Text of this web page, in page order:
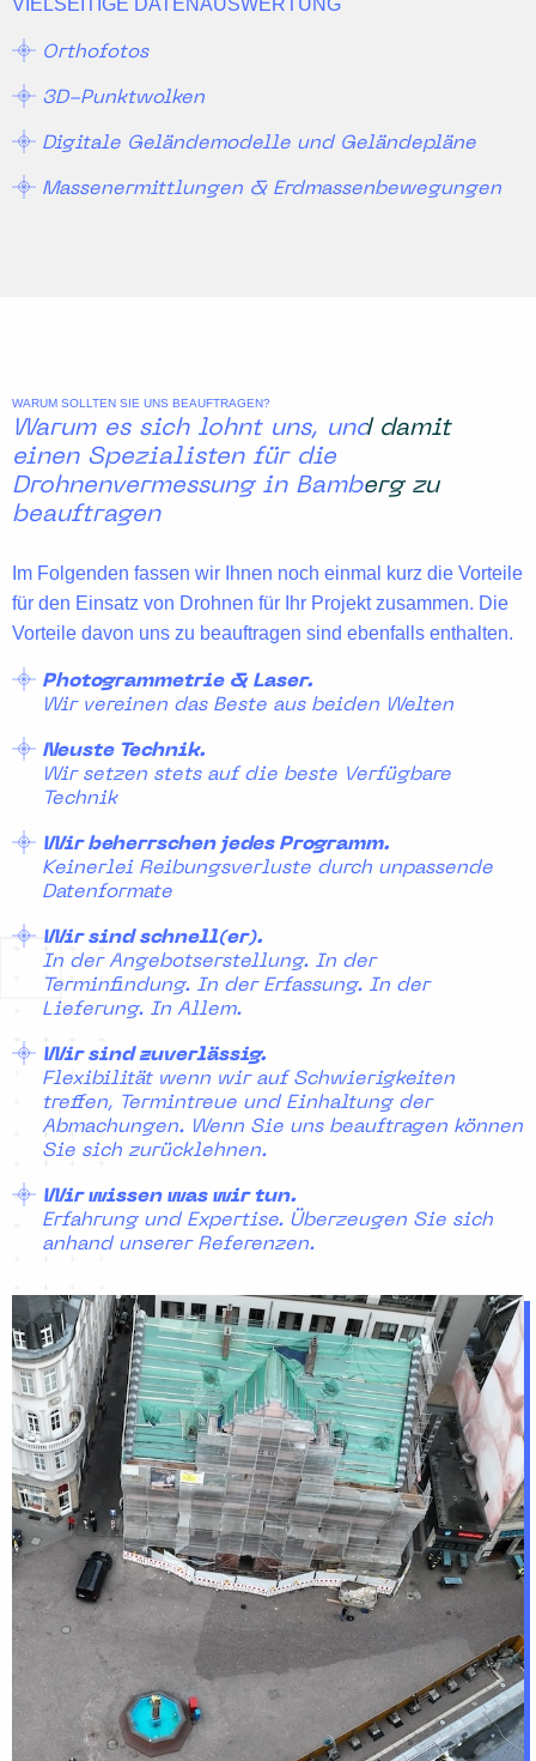
Orthofotos
3D-Punktwolken
Digitale Geländemodelle und Geländepläne
Massenermittlungen & Erdmassenbewegungen
WARUM SOLLTEN SIE UNS BEAUFTRAGEN?
Warum es sich lohnt uns, und damit
einen Spezialisten für die
Drohnenvermessung in Bamberg zu
beauftragen
Im Folgenden fassen wir Ihnen noch einmal kurz die Vorteile
für den Einsatz von Drohnen für Ihr Projekt zusammen. Die
Vorteile davon uns zu beauftragen sind ebenfalls enthalten.
Photogrammetrie & Laser.
Wir vereinen das Beste aus beiden Welten
Neuste Technik.
Wir setzen stets auf die beste Verfügbare
Technik
Wir beherrschen jedes Programm.
Keinerlei Reibungsverluste durch unpassende
Datenformate
Wir sind schnell(er).
In der Angebotserstellung. In der
Terminfindung. In der Erfassung. In der
Lieferung. In Allem.
Wir sind zuverlässig.
Flexibilität wenn wir auf Schwierigkeiten
treffen, Termintreue und Einhaltung der
Abmachungen. Wenn Sie uns beauftragen können
Sie sich zurücklehnen.
Wir wissen was wir tun.
Erfahrung und Expertise. Überzeugen Sie sich
anhand unserer Referenzen.